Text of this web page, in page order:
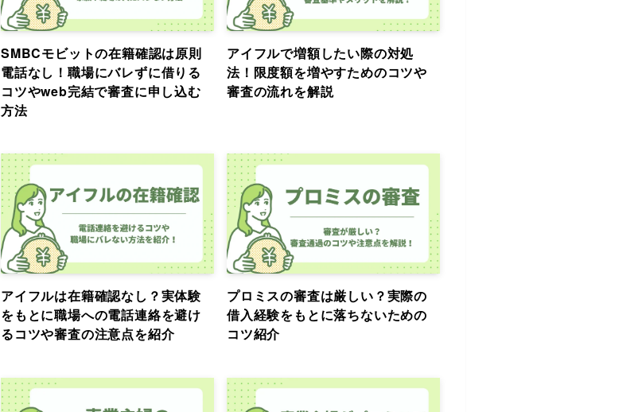
SMBCモビットの在籍確認は原則
電話なし！職場にバレずに借りる
コツやweb完結で審査に申し込む
方法
アイフルで増額したい際の対処
法！限度額を増やすためのコツや
審査の流れを解説
アイフルは在籍確認なし？実体験
をもとに職場への電話連絡を避け
るコツや審査の注意点を紹介
プロミスの審査は厳しい？実際の
借入経験をもとに落ちないための
コツ紹介